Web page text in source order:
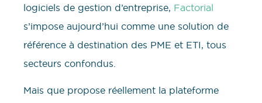
logiciels de gestion d’entreprise, Factorial
s’impose aujourd’hui comme une solution de
référence à destination des PME et ETI, tous
secteurs confondus.
Mais que propose réellement la plateforme